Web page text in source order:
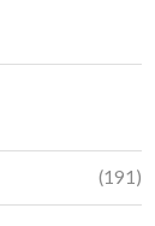
(191)